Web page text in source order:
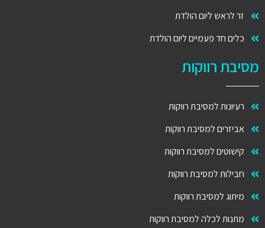
זר לראש ליום הולדת
כלים חד פעמיים ליום הולדת
מסיבת רווקות
רעיונות למסיבת רווקות
אביזרים למסיבת רווקות
קישוטים למסיבת רווקות
חבילות למסיבת רווקות
מיתוג למסיבת רווקות
מתנות לכלה למסיבת רווקות